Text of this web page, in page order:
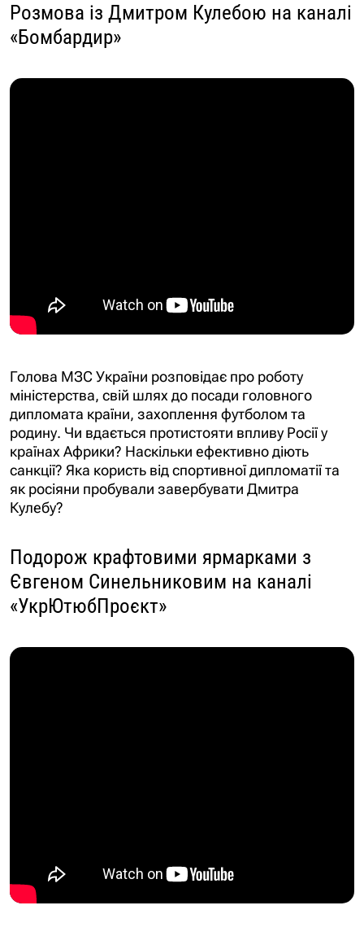
Розмова із Дмитром Кулебою на каналі
«Бомбардир»
Голова МЗС України розповідає про роботу
міністерства, свій шлях до посади головного
дипломата країни, захоплення футболом та
родину. Чи вдається протистояти впливу Росії у
країнах Африки? Наскільки ефективно діють
санкції? Яка користь від спортивної дипломатії та
як росіяни пробували завербувати Дмитра
Кулебу?
Подорож крафтовими ярмарками з
Євгеном Синельниковим на каналі
«УкрЮтюбПроєкт»